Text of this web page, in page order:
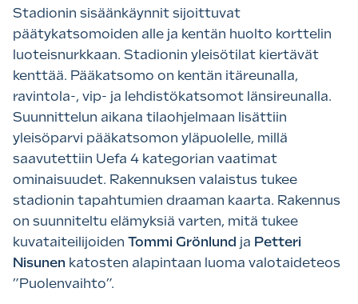
Stadionin sisäänkäynnit sijoittuvat
päätykatsomoiden alle ja kentän huolto korttelin
luoteisnurkkaan. Stadionin yleisötilat kiertävät
kenttää. Pääkatsomo on kentän itäreunalla,
ravintola-, vip- ja lehdistökatsomot länsireunalla.
Suunnittelun aikana tilaohjelmaan lisättiin
yleisöparvi pääkatsomon yläpuolelle, millä
saavutettiin Uefa 4 kategorian vaatimat
ominaisuudet. Rakennuksen valaistus tukee
stadionin tapahtumien draaman kaarta. Rakennus
on suunniteltu elämyksiä varten, mitä tukee
kuvataiteilijoiden Tommi Grönlund ja Petteri
Nisunen katosten alapintaan luoma valotaideteos
”Puolenvaihto”.